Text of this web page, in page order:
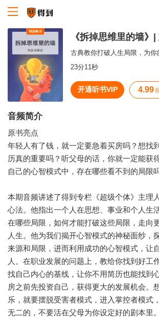
《拆掉思维里的墙》
23分11秒
开通听书VIP 4.99
音频简介
原书亮点
年轻人有了钱，就一定要急着买房吗？想找
历真的重要吗？听父母的话，你就一定能获
自己的心智模式中，存在哪些看不到的局限
本期音频讲述了得到专栏《超级个体》主理
心法。他指出一个人在思想、事业和个人生
在哪些局限，如何才能打破这些局限，走向
人生。他为我们揭开心智模式的神秘面纱，
来源和局限，进而利用成功的心智模式，让
人。在职业发展的问题上，教给你找到好工
找自己内心的基线，让你不用简历也能找到
房之前先投资自己，获得更大的发展机会。
乐，就要摆脱受害者模式，进入掌控者模式